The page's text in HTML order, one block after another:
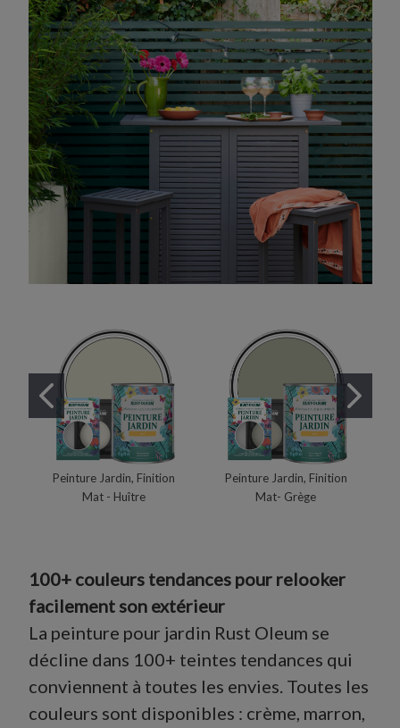
Peinture Jardin, Finition
Mat - Huître
Peinture Jardin, Finition
Mat- Grège
100+ couleurs tendances pour relooker
facilement son extérieur
La peinture pour jardin Rust Oleum se
décline dans 100+ teintes tendances qui
conviennent à toutes les envies. Toutes les
couleurs sont disponibles : crème, marron,